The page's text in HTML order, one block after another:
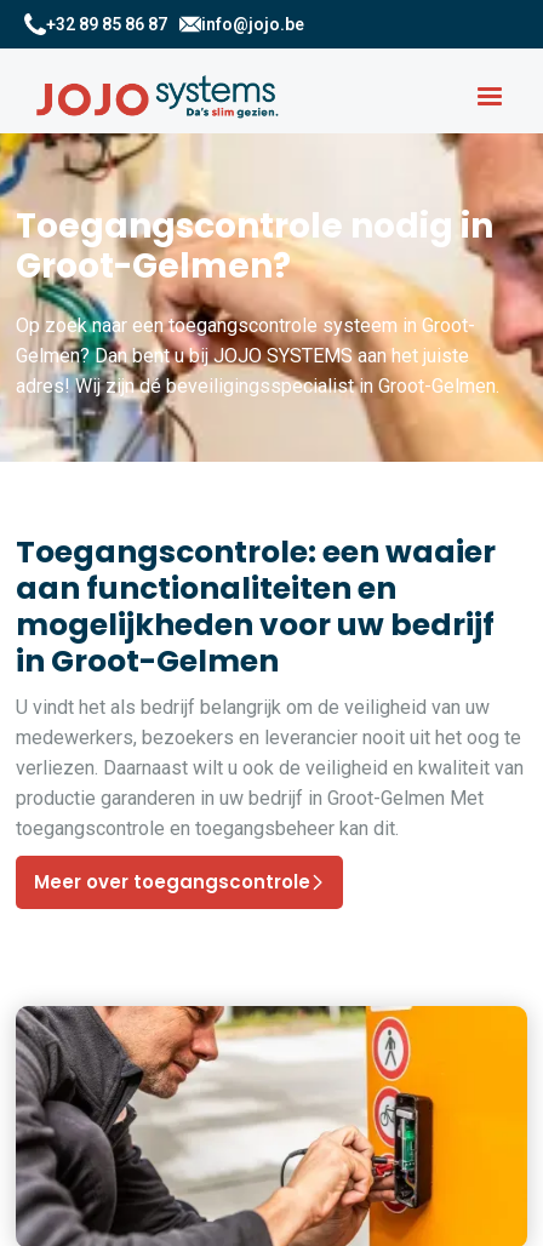
+32 89 85 86 87 info@jojo.be
Toegangscontrole nodig in
Groot-Gelmen?
Op zoek naar een toegangscontrole systeem in Groot-
Gelmen? Dan bent u bij JOJO SYSTEMS aan het juiste
adres! Wij zijn dé beveiligingsspecialist in Groot-Gelmen.
Toegangscontrole: een waaier
aan functionaliteiten en
mogelijkheden voor uw bedrijf
in Groot-Gelmen
U vindt het als bedrijf belangrijk om de veiligheid van uw
medewerkers, bezoekers en leverancier nooit uit het oog te
verliezen. Daarnaast wilt u ook de veiligheid en kwaliteit van
productie garanderen in uw bedrijf in Groot-Gelmen Met
toegangscontrole en toegangsbeheer kan dit.
Meer over toegangscontrole